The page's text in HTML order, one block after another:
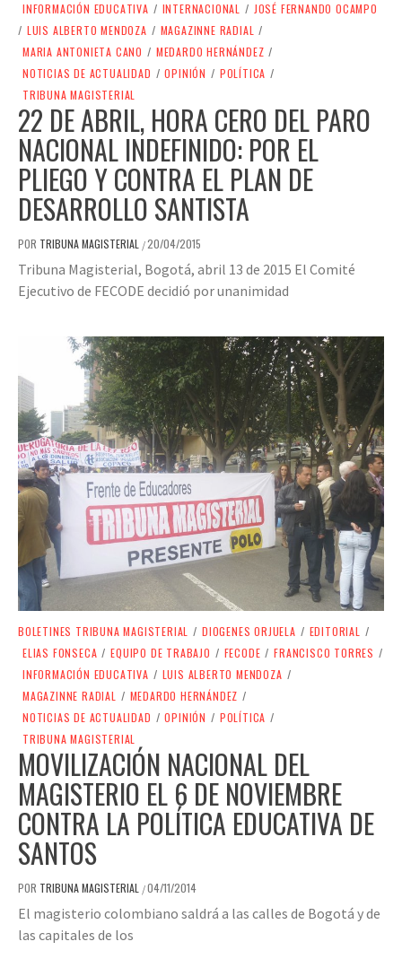
INFORMACIÓN EDUCATIVA / INTERNACIONAL / JOSÉ FERNANDO OCAMPO
/ LUIS ALBERTO MENDOZA / MAGAZINNE RADIAL /
MARIA ANTONIETA CANO / MEDARDO HERNÁNDEZ /
NOTICIAS DE ACTUALIDAD / OPINIÓN / POLÍTICA /
TRIBUNA MAGISTERIAL
22 DE ABRIL, HORA CERO DEL PARO
NACIONAL INDEFINIDO: POR EL
PLIEGO Y CONTRA EL PLAN DE
DESARROLLO SANTISTA
POR TRIBUNA MAGISTERIAL /20/04/2015
Tribuna Magisterial, Bogotá, abril 13 de 2015 El Comité
Ejecutivo de FECODE decidió por unanimidad
BOLETINES TRIBUNA MAGISTERIAL / DIOGENES ORJUELA / EDITORIAL /
ELIAS FONSECA / EQUIPO DE TRABAJO / FECODE / FRANCISCO TORRES /
INFORMACIÓN EDUCATIVA / LUIS ALBERTO MENDOZA /
MAGAZINNE RADIAL / MEDARDO HERNÁNDEZ /
NOTICIAS DE ACTUALIDAD / OPINIÓN / POLÍTICA /
TRIBUNA MAGISTERIAL
MOVILIZACIÓN NACIONAL DEL
MAGISTERIO EL 6 DE NOVIEMBRE
CONTRA LA POLÍTICA EDUCATIVA DE
SANTOS
POR TRIBUNA MAGISTERIAL /04/11/2014
El magisterio colombiano saldrá a las calles de Bogotá y de
las capitales de los